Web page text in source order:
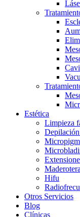
Estética
Limpieza
Hifu
Otros Servicios
Blog
Clínicas